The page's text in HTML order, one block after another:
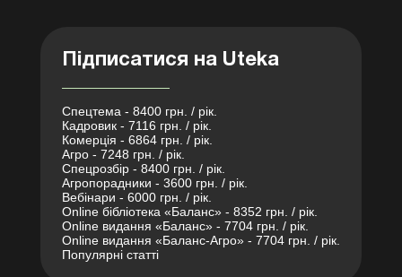
Підписатися на Uteka
Спецтема - 8400 грн. / рік.
Кадровик - 7116 грн. / рік.
Комерція - 6864 грн. / рік.
Агро - 7248 грн. / рік.
Спецрозбір - 8400 грн. / рік.
Агропорадники - 3600 грн. / рік.
Вебінари - 6000 грн. / рік.
Online бібліотека «Баланс» - 8352 грн. / рік.
Online видання «Баланс» - 7704 грн. / рік.
Online видання «Баланс-Агро» - 7704 грн. / рік.
Популярні статті